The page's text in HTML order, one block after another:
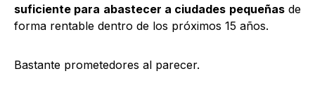
suficiente para abastecer a ciudades pequeñasde
forma rentable dentro de los próximos 15 años.
Bastante prometedores al parecer.